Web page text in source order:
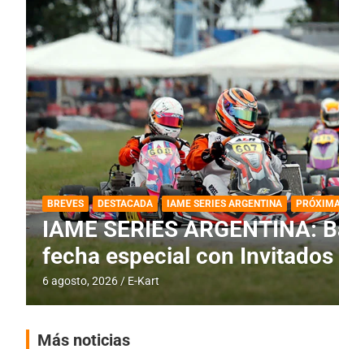
DESTACADA IAME SERIES ARGENTINA
IAME SERIES ARGENTINA:
fecha con Invitados
4 agosto, 2026 E-Kart
Más noticias